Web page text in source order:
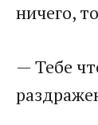
ничего,
— Тебе